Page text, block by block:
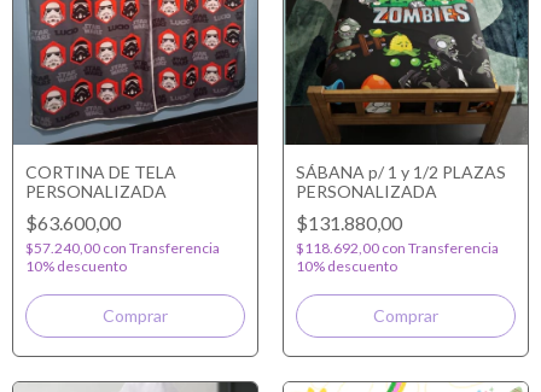
CORTINA DE TELA
PERSONALIZADA
$63.600,00
$57.240,00 con Transferencia
10% descuento
Comprar
SÁBANA p/ 1 y 1/2 PLAZAS
PERSONALIZADA
$131.880,00
$118.692,00 con Transferencia
10% descuento